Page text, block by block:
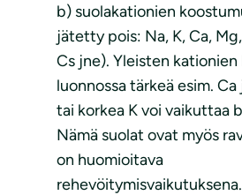
b) suolakationien
jätetty pois: Na, K, Ca,
Cs jne). Yleisten
luonnossa tärkeä esim.
tai korkea K voi vaikuttaa
Nämä suolat ovat myös
on huomioitava
rehevöitymisvaikutuksena.